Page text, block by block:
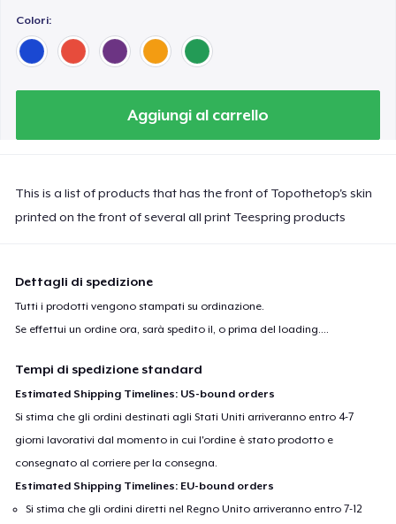
Colori:
Aggiungi al carrello
This is a list of products that has the front of Topothetop's skin
printed on the front of several all print Teespring products
Dettagli di spedizione
Tutti i prodotti vengono stampati su ordinazione.
Se effettui un ordine ora, sarà spedito il, o prima delloading...
Tempi di spedizione standard
Estimated Shipping Timelines: US-bound orders
Si stima che gli ordini destinati agli Stati Uniti arriveranno entro 4-7
giorni lavorativi dal momento in cui l'ordine è stato prodotto e
consegnato al corriere per la consegna.
Estimated Shipping Timelines: EU-bound orders
Si stima che gli ordini diretti nel Regno Unito arriveranno entro 7-12